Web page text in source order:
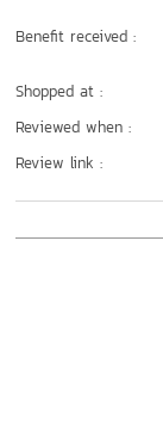
Benefit received :
Shopped at :
Reviewed when :
Review link :